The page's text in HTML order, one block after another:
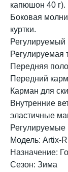
капюшон 40 г).
Боковая
куртки.
Регулируемая
Передняя
Передний
Карман для
Внутренние
эластичные
Регулируемые
Модель: Artix-R
Назначение:
Сезон: Зима